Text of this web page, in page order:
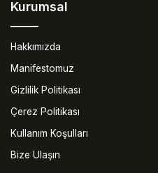
Kurumsal
Hakkımızda
Manifestomuz
Gizlilik Politikası
Çerez Politikası
Kullanım Koşulları
Bize Ulaşın